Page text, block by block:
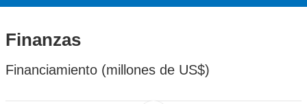
Finanzas
Financiamiento (millones de US$)